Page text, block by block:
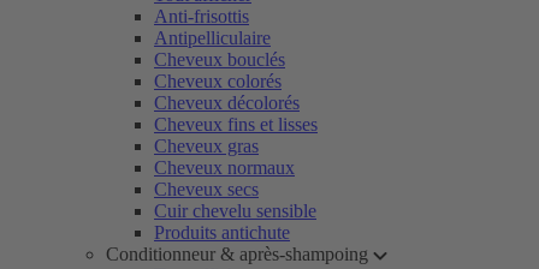
Anti-frisottis
Antipelliculaire
Cheveux bouclés
Cheveux colorés
Cheveux décolorés
Cheveux fins et lisses
Cheveux gras
Cheveux normaux
Cheveux secs
Cuir chevelu sensible
Produits antichute
Conditionneur & après-shampoing